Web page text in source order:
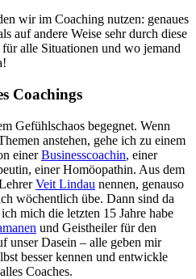
wir im Coaching nutzen: genaues
auf andere Weise sehr durch diese
alle Situationen und wo jemand
Coachings
Gefühlschaos begegnet. Wenn
anstehen, gehe ich zu einem
einerBusinesscoachin, einer
einer Homöopathin. Aus dem
Veit Lindau nennen, genauso
wöchentlich übe. Dann sind da
mich die letzten 15 Jahre habe
und Geistheiler für den
unser Dasein – alle geben mir
besser kennen und entwickle
Coaches.